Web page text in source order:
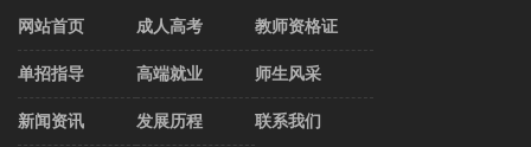
网站首页 成人高考 教师资格证
单招指导 高端就业 师生风采
新闻资讯 发展历程 联系我们